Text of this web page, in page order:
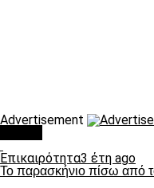
Advertisement
Επικαιρότητα3 έτη ago
Το παρασκήνιο πίσω από